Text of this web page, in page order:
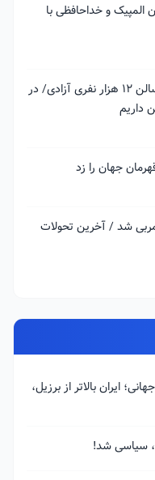
المپیک و خداحافظی با
سالن ۱۸ هزار نفری به جای سالن ۱۲ هزار نفری آزادی/ در
داریم
جهان را زد
شد / آخرین تحولات
ایران بالاتر از برزیل،
سیاسی شد!